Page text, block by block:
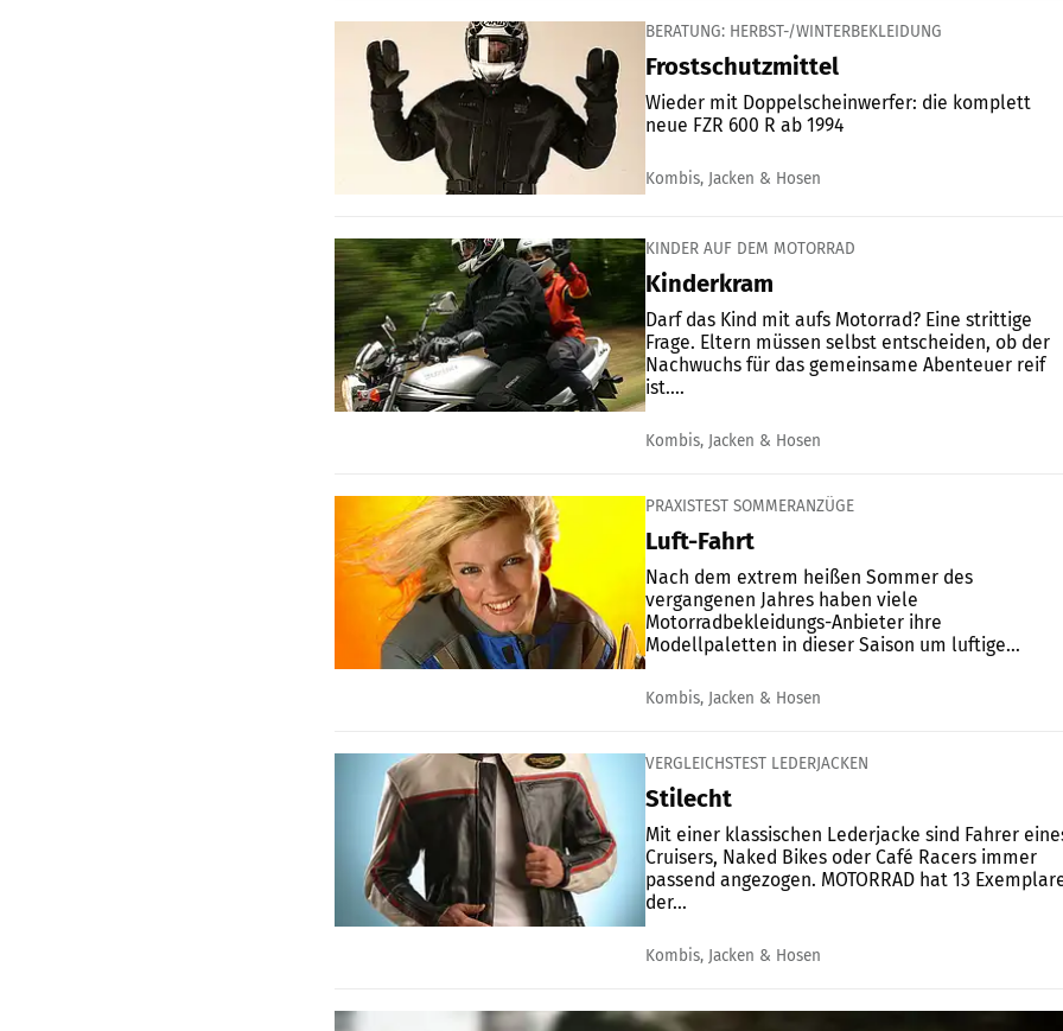
BERATUNG: HERBST-/WINTERBEKLEIDUNG
Frostschutzmittel
Wieder mit Doppelscheinwerfer: die komplett
neue FZR 600 R ab 1994
Kombis, Jacken & Hosen
KINDER AUF DEM MOTORRAD
Kinderkram
Darf das Kind mit aufs Motorrad? Eine strittige
Frage. Eltern müssen selbst entscheiden, ob der
Nachwuchs für das gemeinsame Abenteuer reif
ist....
Kombis, Jacken & Hosen
PRAXISTEST SOMMERANZÜGE
Luft-Fahrt
Nach dem extrem heißen Sommer des
vergangenen Jahres haben viele
Motorradbekleidungs-Anbieter ihre
Modellpaletten in dieser Saison um luftige...
Kombis, Jacken & Hosen
VERGLEICHSTEST LEDERJACKEN
Stilecht
Mit einer klassischen Lederjacke sind Fahrer
Cruisers, Naked Bikes oder Café Racers immer
passend angezogen. MOTORRAD hat 13
der...
Kombis, Jacken & Hosen